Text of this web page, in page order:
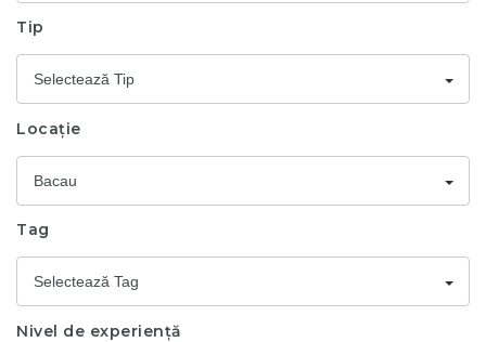
Tip
Selectează Tip
Locație
Bacau
Tag
Selectează Tag
Nivel de experiență